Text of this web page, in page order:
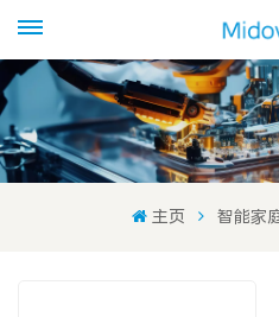
主页 智能家